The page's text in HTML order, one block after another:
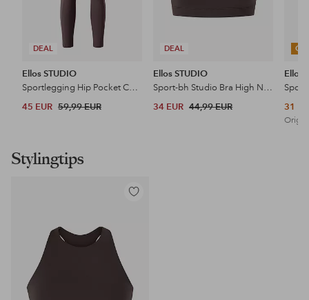
DEAL
Ellos STUDIO
Sportlegging Hip Pocket Core
45 EUR 59,99 EUR
DEAL
Ellos STUDIO
Sport-bh Studio Bra High Neck Core
34 EUR 44,99 EUR
Ellos
31
Stylingtips
Toevoegen